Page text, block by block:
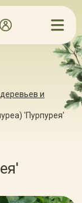
и
'Пурпурея'